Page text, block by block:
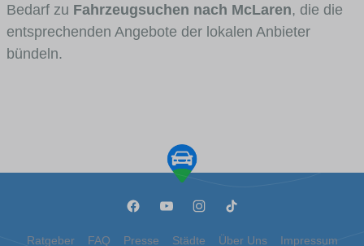
Bedarf zu Fahrzeugsuchen nach McLaren, die die
entsprechenden Angebote der lokalen Anbieter
bündeln.
Ratgeber FAQ Presse Städte Über Uns Impressum